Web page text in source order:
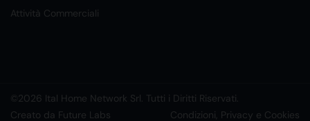
Attività Commerciali
©2026 Ital Home Network Srl. Tutti i Diritti Riservati.
Creato da Future Labs
Condizioni, Privacy e Cookies